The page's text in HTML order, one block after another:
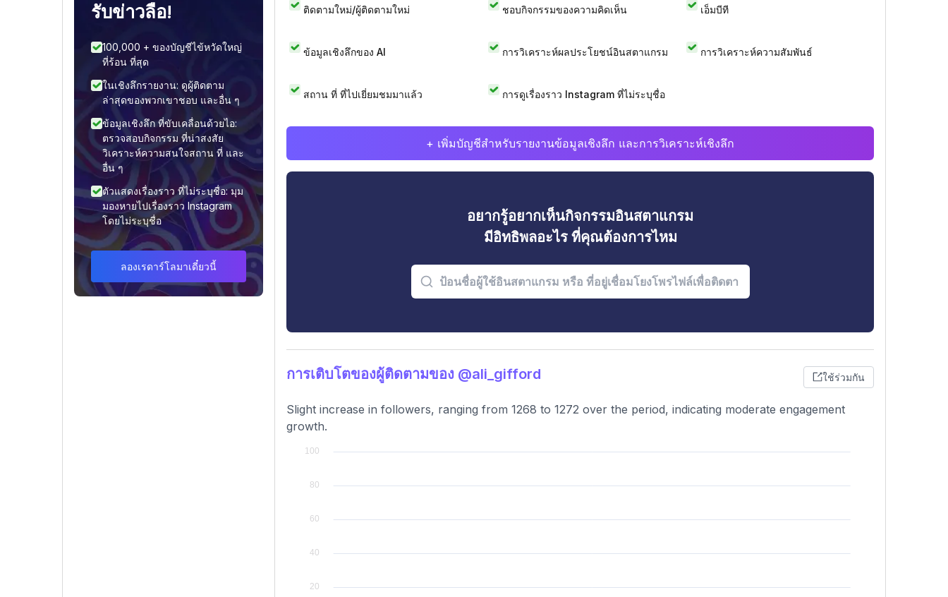
รับข่าวลือ!
100,000 + ของบัญชีไข้หวัดใหญ่
ที่ร้อน ที่สุด
ในเชิงลึกรายงาน: ดูผู้ติดตาม
ล่าสุดของพวกเขาชอบ และอื่น ๆ
ข้อมูลเชิงลึก ที่ขับเคลื่อนด้วยไอ:
ตรวจสอบกิจกรรม ที่น่าสงสัย
วิเคราะห์ความสนใจสถาน ที่ และ
อื่น ๆ
ตัวแสดงเรื่องราว ที่ไม่ระบุชื่อ: มุม
มองหายไปเรื่องราว Instagram
โดยไม่ระบุชื่อ
ลองเรดาร์โลมาเดี๋ยวนี้
ติดตามใหม่/ผู้ติดตามใหม่ ชอบกิจกรรมของความคิดเห็น เอ็มบีที
ข้อมูลเชิงลึกของ AI การวิเคราะห์ผลประโยชน์อินสตาแกรม การวิเคราะห์ความสัมพันธ์
สถาน ที่ ที่ไปเยี่ยมชมมาแล้ว การดูเรื่องราว Instagram ที่ไม่ระบุชื่อ
+ เพิ่มบัญชีสำหรับรายงานข้อมูลเชิงลึก และการวิเคราะห์เชิงลึก
อยากรู้อยากเห็นกิจกรรมอินสตาแกรม
มีอิทธิพลอะไร ที่คุณต้องการไหม
การเติบโตของผู้ติดตามของ @ali_gifford ใช้ร่วมกัน
Slight increase in followers, ranging from 1268 to 1272 over the period, indicating moderate engagement
growth.